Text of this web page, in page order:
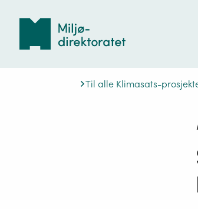
Til alle Klimasats-